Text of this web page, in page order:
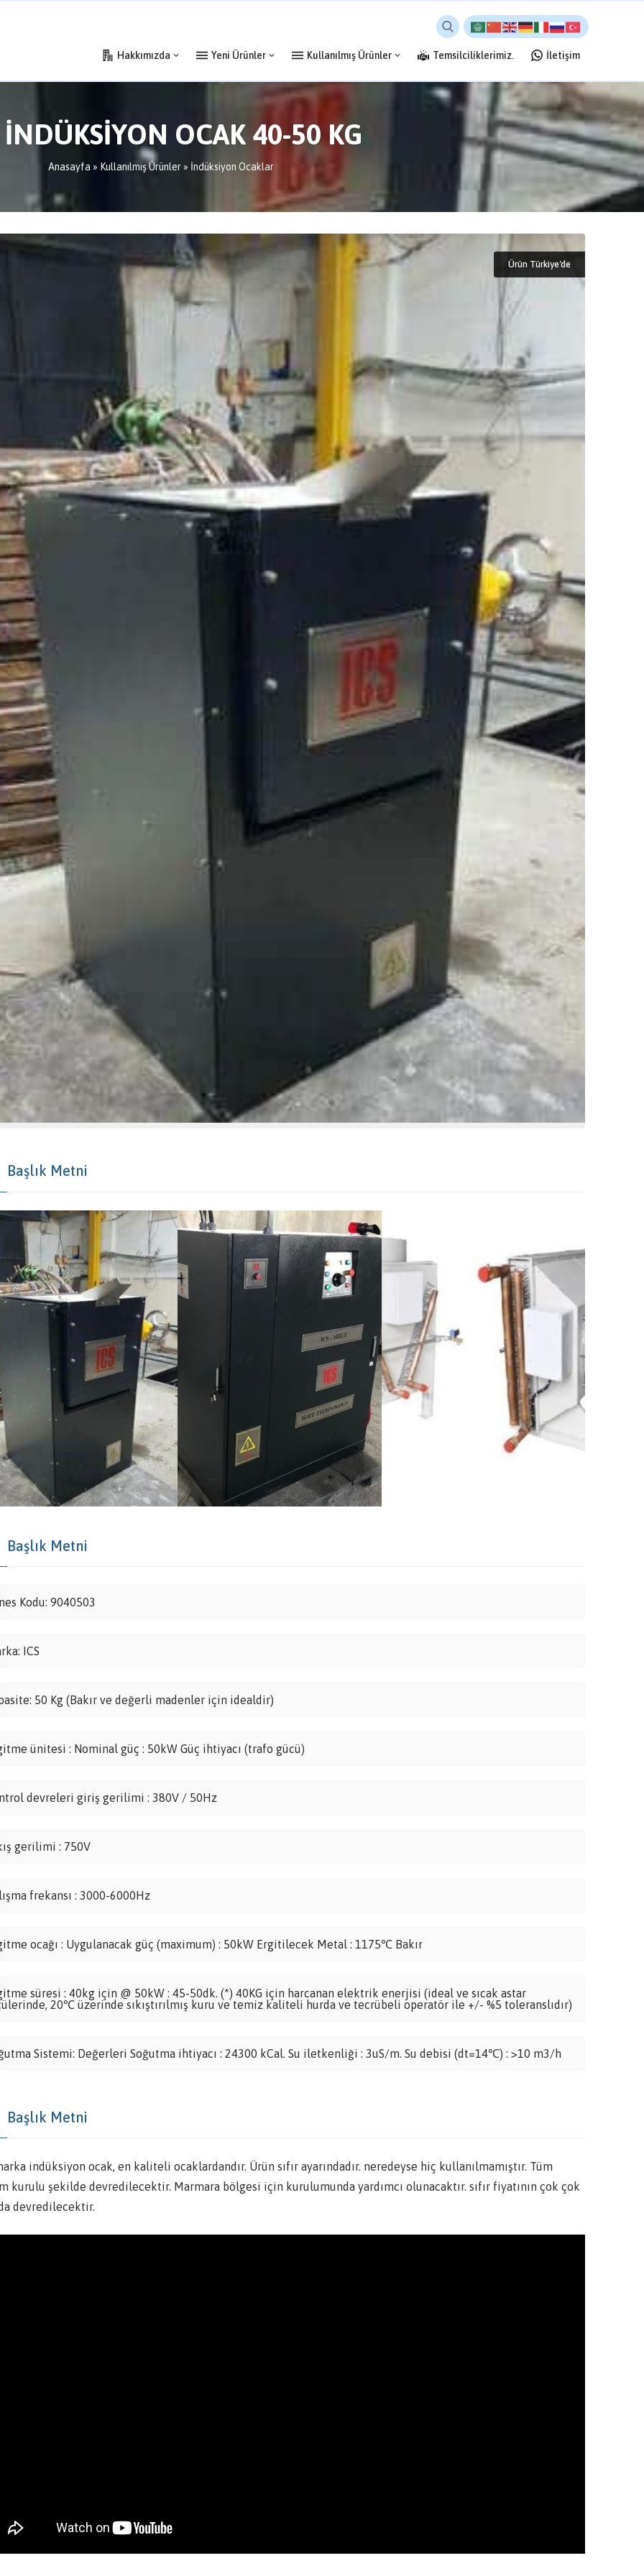
Hakkımızda Yeni Ürünler Kullanılmış Ürünler Temsilciliklerimiz. İletişim
İNDÜKSİYON OCAK 40-50 KG
Anasayfa » Kullanılmış Ürünler» İndüksiyon Ocaklar
Ürün Türkiye'de
Başlık Metni
Başlık Metni
Kodu: 9040503
ICS
50 Kg (Bakır ve değerli madenler için idealdir)
ünitesi : Nominal güç : 50kW Güç ihtiyacı (trafo gücü)
devreleri giriş gerilimi : 380V / 50Hz
gerilimi : 750V
frekansı : 3000-6000Hz
ocağı : Uygulanacak güç (maximum) : 50kW Ergitilecek Metal : 1175℃ Bakır
süresi : 40kg için @ 50kW : 45-50dk. (*) 40KG için harcanan elektrik enerjisi (ideal ve sıcak astar
20℃ üzerinde sıkıştırılmış kuru ve temiz kaliteli hurda ve tecrübeli operatör ile +/- %5 toleranslıdır)
Sistemi: Değerleri Soğutma ihtiyacı : 24300 kCal. Su iletkenliği : 3uS/m. Su debisi (dt=14℃) : >10 m3/h
Başlık Metni
indüksiyon ocak, en kaliteli ocaklardandır. Ürün sıfır ayarındadır. neredeyse hiç kullanılmamıştır. Tüm
kurulu şekilde devredilecektir. Marmara bölgesi için kurulumunda yardımcı olunacaktır. sıfır fiyatının çok çok
devredilecektir.